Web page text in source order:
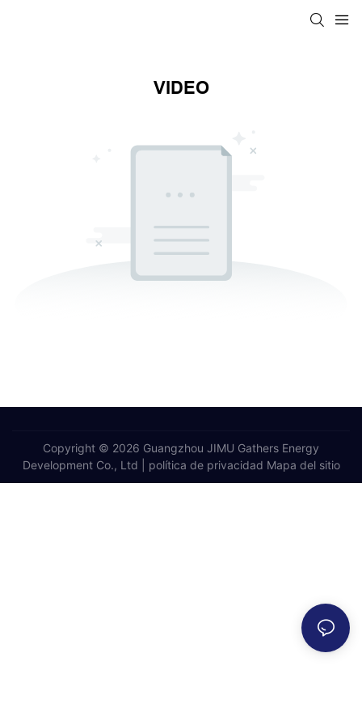
VIDEO
Copyright © 2026 Guangzhou JIMU Gathers Energy
Development Co., Ltd |
política de privacidad Mapa del sitio